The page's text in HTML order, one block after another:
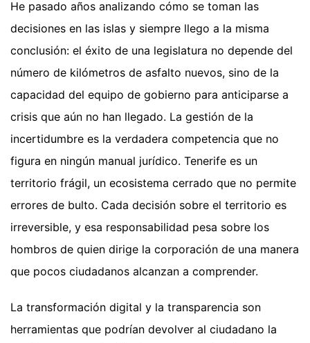
He pasado años analizando cómo se toman las
decisiones en las islas y siempre llego a la misma
conclusión: el éxito de una legislatura no depende del
número de kilómetros de asfalto nuevos, sino de la
capacidad del equipo de gobierno para anticiparse a
crisis que aún no han llegado. La gestión de la
incertidumbre es la verdadera competencia que no
figura en ningún manual jurídico. Tenerife es un
territorio frágil, un ecosistema cerrado que no permite
errores de bulto. Cada decisión sobre el territorio es
irreversible, y esa responsabilidad pesa sobre los
hombros de quien dirige la corporación de una manera
que pocos ciudadanos alcanzan a comprender.
La transformación digital y la transparencia son
herramientas que podrían devolver al ciudadano la